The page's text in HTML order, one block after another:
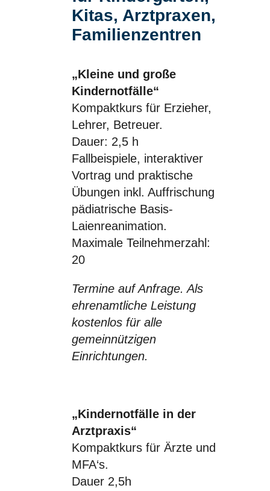
Kitas, Arztpraxen,
Familienzentren
„Kleine und große
Kindernotfälle“
Kompaktkurs für Erzieher,
Lehrer, Betreuer.
Dauer: 2,5 h
Fallbeispiele, interaktiver
Vortrag und praktische
Übungen inkl. Auffrischung
pädiatrische Basis-
Laienreanimation.
Maximale Teilnehmerzahl:
20
Termine auf Anfrage. Als
ehrenamtliche Leistung
kostenlos für alle
gemeinnützigen
Einrichtungen.
„Kindernotfälle in der
Arztpraxis“
Kompaktkurs für Ärzte und
MFA‘s.
Dauer 2,5h